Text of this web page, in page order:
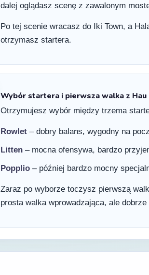
dalej oglądasz scenę z zawalonym
Po tej scenie wracasz do Iki Town, a
otrzymasz startera.
Wybór startera i pierwsza walka z Hau
Otrzymujesz wybór między trzema
Rowlet – dobry balans, wygodny na
Litten – mocna ofensywa, bardzo
Popplio – później bardzo mocny
Zaraz po wyborze toczysz pierwszą
prosta walka wprowadzająca, ale